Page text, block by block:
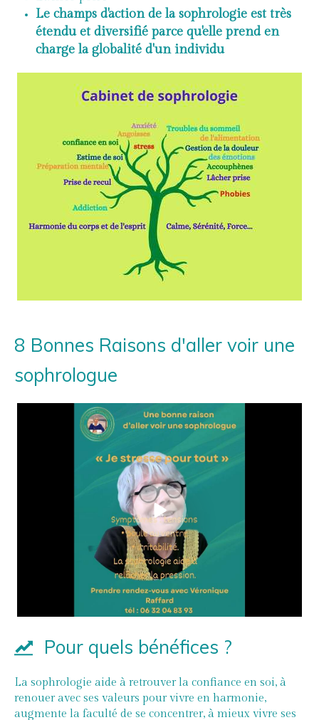
Le champs d'action de la sophrologie est très
étendu et diversifié parce qu'elle prend en
charge la globalité d'un individu
8 Bonnes Raisons d'aller voir une
sophrologue
Pour quels bénéfices ?
La sophrologie aide à retrouver la confiance en soi, à
renouer avec ses valeurs pour vivre en harmonie,
augmente la faculté de se concentrer, à mieux vivre ses